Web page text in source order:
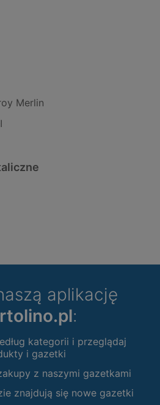
Merlin
aplikację
:
kategorii i przeglądaj
i gazetki
z naszymi gazetkami
znajdują się nowe gazetki